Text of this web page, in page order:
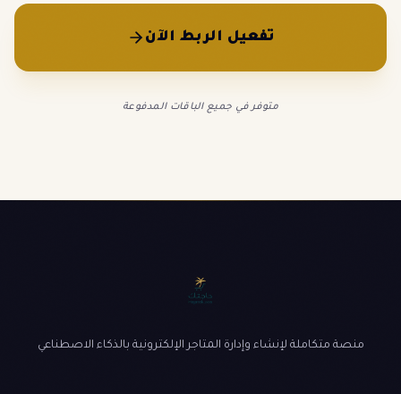
تفعيل الربط الآن
متوفر في جميع الباقات المدفوعة
منصة متكاملة لإنشاء وإدارة المتاجر الإلكترونية بالذكاء الاصطناعي